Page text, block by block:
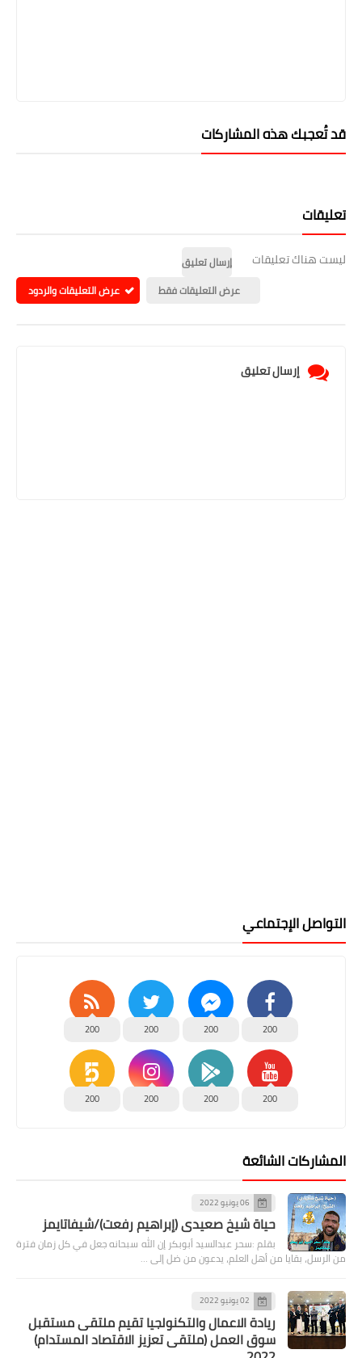
قد تُعجبك هذه المشاركات
تعليقات
ليست هناك تعليقات
إرسال تعليق
عرض التعليقات فقط
عرض التعليقات والردود
إرسال تعليق
التواصل الإجتماعي
200
200
200
200
200
200
200
200
المشاركات الشائعة
06 يونيو 2022
حياة شيخ صعيدى (إبراهيم رفعت)/شيفاتايمز
بقلم :سحر عبدالسيد أبوبكر إن الله سبحانه جعل في كل زمان فترة
من الرسل، بقايا من أهل العلم، يدعون من ضل إلى …
02 يونيو 2022
ريادة الاعمال والتكنولجيا تقيم ملتقى مستقبل
سوق العمل (ملتقى تعزيز الاقتصاد المستدام)